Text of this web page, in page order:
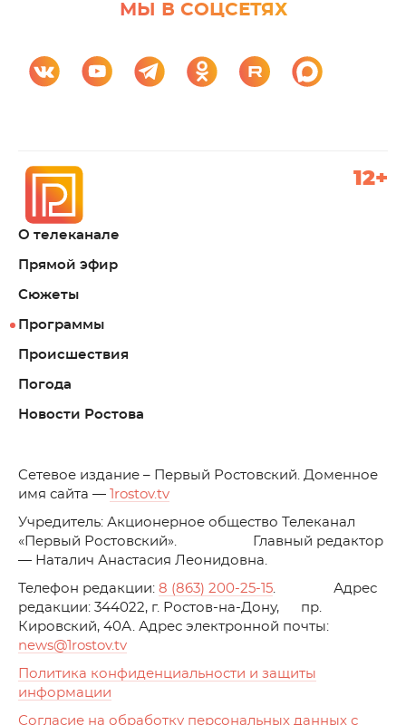
МЫ В СОЦСЕТЯХ
О телеканале
Прямой эфир
Сюжеты
Программы
Происшествия
Погода
Новости Ростова
12+
Cетевое издание – Первый Ростовский. Доменное
имя сайта —
1rostov.tv
Учредитель: Акционерное общество Телеканал
«Первый Ростовский». Главный редактор
— Наталич Анастасия Леонидовна.
Телефон редакции: 8 (863) 200-25-15. Адрес
редакции: 344022, г. Ростов-на-Дону, пр.
Кировский, 40А. Адрес электронной почты:
news@1rostov.tv
Политика конфиденциальности и защиты
информации
Согласие на обработку персональных данных с